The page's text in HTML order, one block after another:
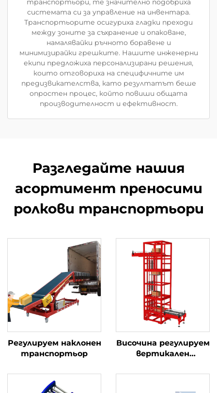
транспортьори, те значително подобриха
системата си за управление на инвентара.
Транспортьорите осигуриха гладки преходи
между зоните за съхранение и опаковане,
намалявайки ръчното боравене и
минимизирайки грешките. Нашите инженерни
екипи предложиха персонализирани решения,
които отговориха на специфичните им
предизвикателства, като резултатът беше
опростен процес, който повиши общата
производителност и ефективност.
Разгледайте нашия
асортимент преносими
ролкови транспортьори
Регулируем наклонен
транспортьор
Височина регулируем
вертикален